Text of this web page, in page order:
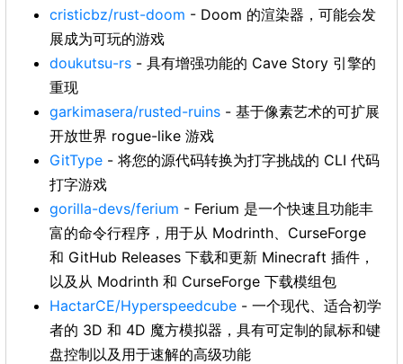
cristicbz/rust-doom - Doom 的渲染器，可能会发
展成为可玩的游戏
doukutsu-rs - 具有增强功能的 Cave Story 引擎的
重现
garkimasera/rusted-ruins - 基于像素艺术的可扩展
开放世界 rogue-like 游戏
GitType - 将您的源代码转换为打字挑战的 CLI 代码
打字游戏
gorilla-devs/ferium - Ferium 是一个快速且功能丰
富的命令行程序，用于从 Modrinth、CurseForge
和 GitHub Releases 下载和更新 Minecraft 插件，
以及从 Modrinth 和 CurseForge 下载模组包
HactarCE/Hyperspeedcube - 一个现代、适合初学
者的 3D 和 4D 魔方模拟器，具有可定制的鼠标和键
盘控制以及用于速解的高级功能